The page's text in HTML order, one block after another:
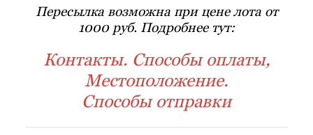
Пересылка возможна при цене лота от
1000 руб. Подробнее тут:
Контакты. Способы оплаты,
Местоположение.
Способы отправки